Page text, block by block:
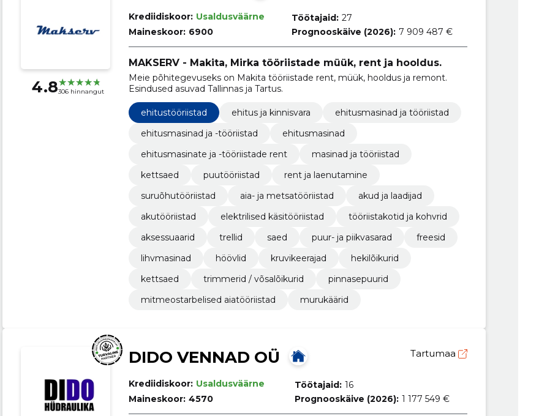
4.8306 hinnangut
Krediidiskoor: Usaldusväärne
Maineskoor: 6900
Töötajaid: 27
Prognooskäive (2026): 7 909 487 €
MAKSERV - Makita, Mirka tööriistade müük, rent ja hooldus.
Meie põhitegevuseks on Makita tööriistade rent, müük, hooldus ja remont.
Esindused asuvad Tallinnas ja Tartus.
ehitustööriistad ehitus ja kinnisvara
ehitusmasinad ja tööriistad
ehitusmasinad ja -tööriistad
ehitusmasinad
ehitusmasinate ja -tööriistade rent
masinad ja tööriistad
kettsaed
puutööriistad
rent ja laenutamine
suruõhutööriistad
aia- ja metsatööriistad
akud ja laadijad
akutööriistad
elektrilised käsitööriistad
tööriistakotid ja kohvrid
aksessuaarid
trellid saed puur- ja piikvasarad
freesid
lihvmasinad
höövlid kruvikeerajad
hekilõikurid
kettsaed
trimmerid / võsalõikurid
pinnasepuurid
mitmeostarbelised aiatööriistad
murukäärid
DIDO VENNAD OÜ Tartumaa
Krediidiskoor: Usaldusväärne
Maineskoor: 4570
Töötajaid: 16
Prognooskäive (2026): 1 177 549 €